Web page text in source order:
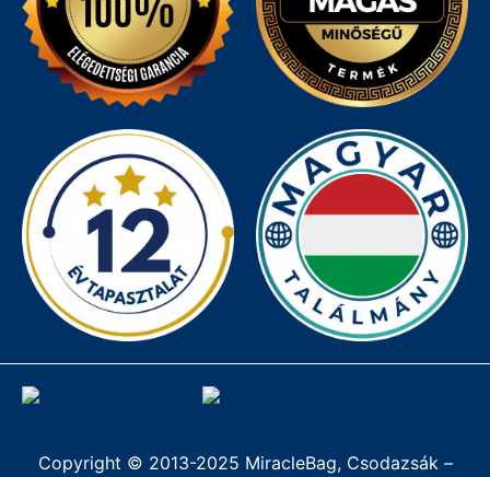
Copyright © 2013-2025 MiracleBag, Csodazsák –